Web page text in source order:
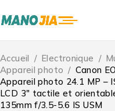
Accueil / Electronique /
Appareil photo / Canon
Appareil photo 24.1 MP –
LCD 3″ tactile et
135mm f/3.5-5.6 IS USM